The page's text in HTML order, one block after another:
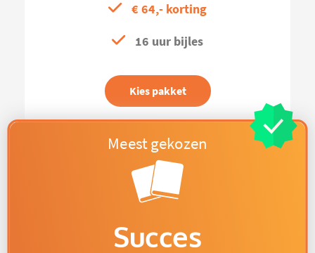
€ 64,- korting
16 uur bijles
Kies pakket
Succes